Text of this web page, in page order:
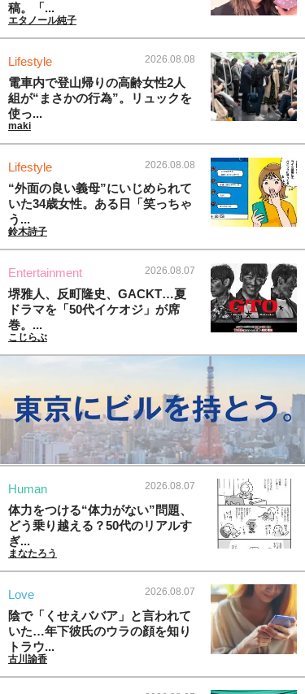
稿。「...
エタノール純子
Lifestyle 2026.08.08
電車内で登山帰りの高齢女性2人
組が“まさかの行為”。リュックを
使っ...
maki
Lifestyle 2026.08.08
“外面の良い義母”にいじめられて
いた34歳女性。ある日「笑っちゃ
う...
鈴木詩子
Entertainment 2026.08.07
堺雅人、反町隆史、GACKT…夏
ドラマを「50代イケオジ」が席
巻。...
こじらぶ
Human 2026.08.07
体力をつける“体力がない”問題、
どう乗り越える？50代のリアルす
ぎ...
まなたろう
Love 2026.08.07
陰で「くせえババア」と言われて
いた…年下彼氏のウラの顔を知り
トラウ...
古川諭香